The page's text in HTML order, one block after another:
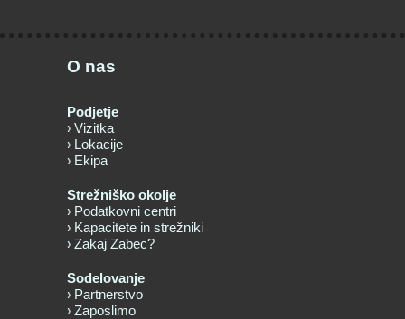
O nas
Podjetje
Vizitka
Lokacije
Ekipa
Strežniško okolje
Podatkovni centri
Kapacitete in strežniki
Zakaj Zabec?
Sodelovanje
Partnerstvo
Zaposlimo